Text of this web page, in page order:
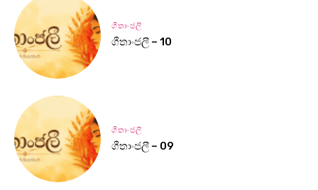
ගීතාංජලී
ගීතාංජලී – 10
ගීතාංජලී
ගීතාංජලී – 09